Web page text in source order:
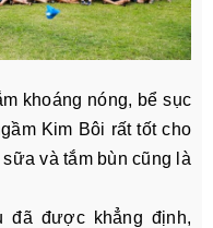
khoáng nóng, bể sục
Kim Bôi rất tốt cho
và tắm bùn cũng là
đã được khẳng định,